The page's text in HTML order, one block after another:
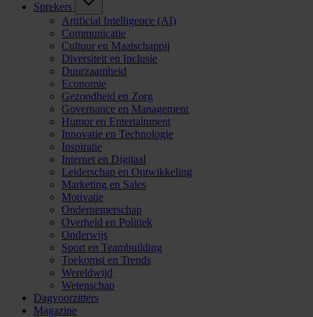
Sprekers
Artificial Intelligence (AI)
Communicatie
Cultuur en Maatschappij
Diversiteit en Inclusie
Duurzaamheid
Economie
Gezondheid en Zorg
Governance en Management
Humor en Entertainment
Innovatie en Technologie
Inspiratie
Internet en Digitaal
Leiderschap en Ontwikkeling
Marketing en Sales
Motivatie
Ondernemerschap
Overheid en Politiek
Onderwijs
Sport en Teambuilding
Toekomst en Trends
Wereldwijd
Wetenschap
Dagvoorzitters
Magazine